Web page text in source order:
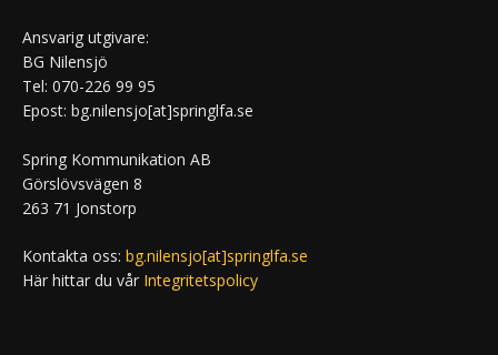
Ansvarig utgivare:
BG Nilensjö
Tel: 070-226 99 95
Epost: bg.nilensjo[at]springlfa.se
Spring Kommunikation AB
Görslövsvägen 8
263 71 Jonstorp
Kontakta oss: bg.nilensjo[at]springlfa.se
Här hittar du vår Integritetspolicy